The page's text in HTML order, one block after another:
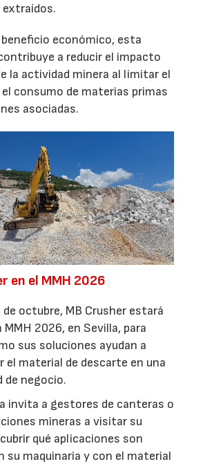
extraídos.
beneficio económico, esta
a reducir el impacto
la actividad minera al limitar el
consumo de materias primas
asociadas.
en el MMH 2026
de octubre, MB Crusher estará
2026, en Sevilla, para
sus soluciones ayudan a
el material de descarte en una
de negocio.
invita a gestores de canteras o
mineras a visitar su
qué aplicaciones son
su maquinaria y con el material